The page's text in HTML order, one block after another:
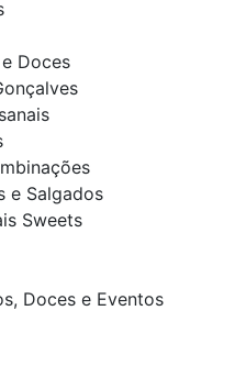
Doces
e Salgados
Sweets
Doces e Eventos